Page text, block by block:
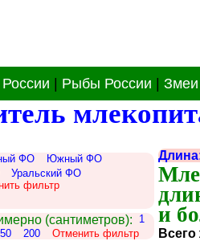
Рыбы России Змеи
ФО
Южный ФО
Уральский ФО
фильтр
(сантиметров):
1
200 Отменить фильтр
и